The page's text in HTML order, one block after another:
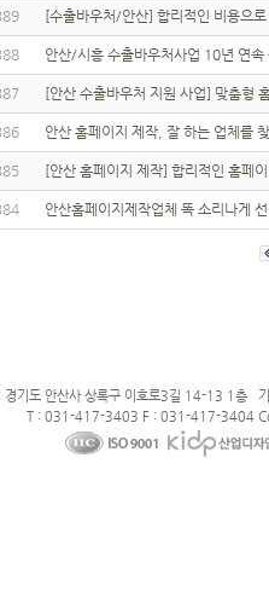
[수출바우처/안산] 합리적인 비용으
안산/시흥 수출바우처사업 10년 연속
[안산 수출바우처 지원 사업] 맞춤형
안산 홈페이지 제작, 잘 하는 업체를
[안산 홈페이지 제작] 합리적인 홈페
안산홈페이지제작업체 똑 소리나게
기도 안산사 상록구 이호로3길 14-13 1층
T : 031-417-3403 F : 031-417-3404